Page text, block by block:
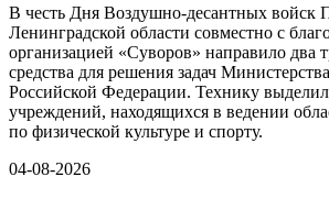
В честь Дня Воздушно-десантных войск
Ленинградской области совместно с
организацией «Суворов» направило два
средства для решения задач
Российской Федерации. Технику
учреждений, находящихся в ведении
по физической культуре и спорту.
04-08-2026